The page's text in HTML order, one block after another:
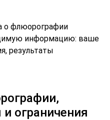
о флюорографии
информацию: ваше
результаты
ограничения